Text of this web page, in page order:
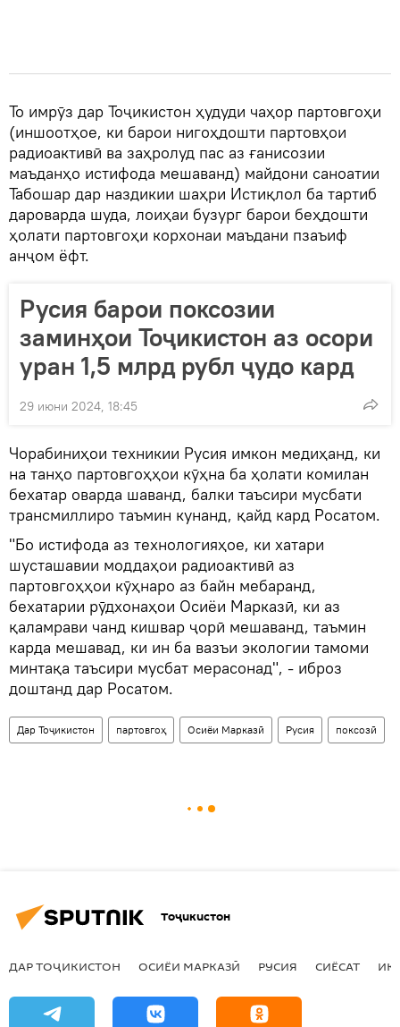
То имрӯз дар Тоҷикистон ҳудуди чаҳор партовгоҳи
(иншоотҳое, ки барои нигоҳдошти партовҳои
радиоактивӣ ва заҳролуд пас аз ғанисозии
маъданҳо истифода мешаванд) майдони саноатии
Табошар дар наздикии шаҳри Истиқлол ба тартиб
дароварда шуда, лоиҳаи бузург барои беҳдошти
ҳолати партовгоҳи корхонаи маъдани пзаъиф
анҷом ёфт.
Русия барои поксозии
заминҳои Тоҷикистон аз осори
уран 1,5 млрд рубл ҷудо кард
29 июни 2024, 18:45
Чорабиниҳои техникии Русия имкон медиҳанд, ки
на танҳо партовгоҳҳои кӯҳна ба ҳолати комилан
бехатар оварда шаванд, балки таъсири мусбати
трансмиллиро таъмин кунанд, қайд кард Росатом.
"Бо истифода аз технологияҳое, ки хатари
шусташавии моддаҳои радиоактивӣ аз
партовгоҳҳои кӯҳнаро аз байн мебаранд,
бехатарии рӯдхонаҳои Осиёи Марказӣ, ки аз
қаламрави чанд кишвар ҷорӣ мешаванд, таъмин
карда мешавад, ки ин ба вазъи экологии тамоми
минтақа таъсири мусбат мерасонад", - иброз
доштанд дар Росатом.
Дар Тоҷикистон партовгоҳ Осиёи Марказӣ Русия поксозӣ
Тоҷикистон
ДАР ТОҶИКИСТОН ОСИЁИ МАРКАЗӢ РУСИЯ СИЁСАТ